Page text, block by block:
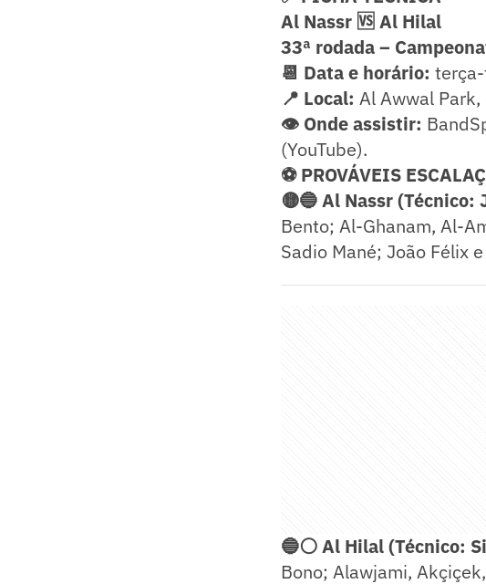
Al Nassr 🆚 Al Hilal
33ª rodada –
📆 Data e horário:
📍 Local: Al Awwal Park,
👁️ Onde assistir:
(YouTube).
⚽ PROVÁVEIS
🟡🔵 Al Nassr (Técnico:
Bento; Al-Ghanam, Al-
Sadio Mané; João Félix
🔵⚪ Al Hilal (Técnico:
Bono; Alawjami,